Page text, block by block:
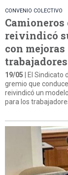
CONVENIO COLECTIVO
Camioneros
reivindicó
con
trabajadores
19/05 | El Sindicato
gremio que
reivindicó un
para los